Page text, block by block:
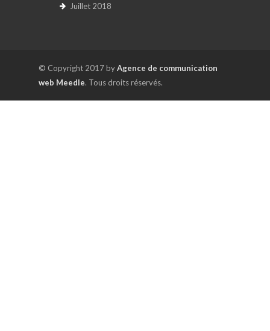
Juillet 2018
© Copyright 2017 byAgence de communication
web Meedle. Tous droits réservés.